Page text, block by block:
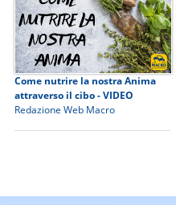
Come nutrire la nostra Anima
attraverso il cibo - VIDEO
Redazione Web Macro